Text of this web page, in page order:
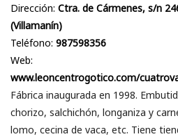
Dirección: Ctra. de Cármenes, s/n
(Villamanín)
Teléfono: 987598356
Web:
www.leoncentrogotico.com/
Fábrica inaugurada en 1998.
chorizo, salchichón, longaniza y
lomo, cecina de vaca, etc. Tiene